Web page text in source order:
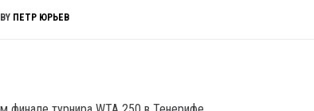
BY ПЕТР ЮРЬЕВ